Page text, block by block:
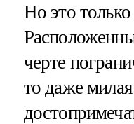
Но это
черте
то даже милая